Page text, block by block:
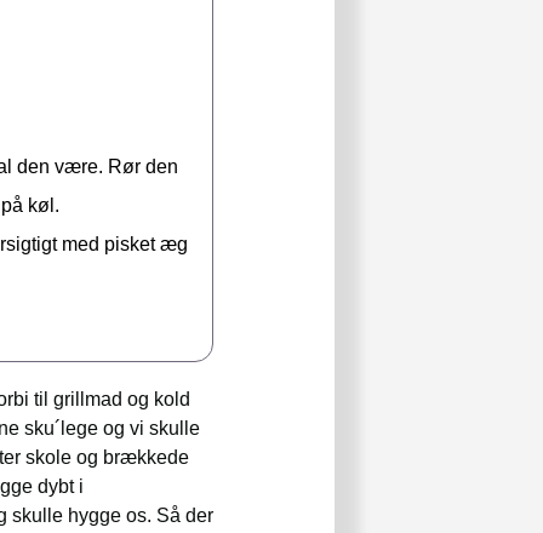
den være. Rør den
køl.
med pisket æg
til grillmad og kold
sku´lege og vi skulle
skole og brækkede
dybt i
skulle hygge os. Så der